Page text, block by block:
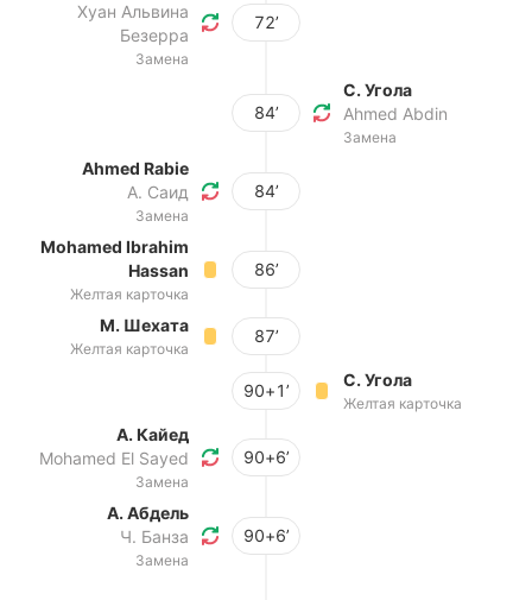
Хуан Альвина
Безерра
Замена
72’
84’
С. Угола
Ahmed Abdin
Замена
Ahmed Rabie
А. Саид
Замена
84’
Mohamed Ibrahim
Hassan
Желтая карточка
86’
М. Шехата
Желтая карточка
87’
90+1’
С. Угола
Желтая карточка
А. Кайед
Mohamed El Sayed
Замена
90+6’
А. Абдель
Ч. Банза
Замена
90+6’